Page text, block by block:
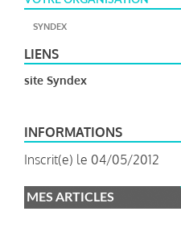
SYNDEX
LIENS
site Syndex
INFORMATIONS
Inscrit(e) le 04/05/2012
MES ARTICLES